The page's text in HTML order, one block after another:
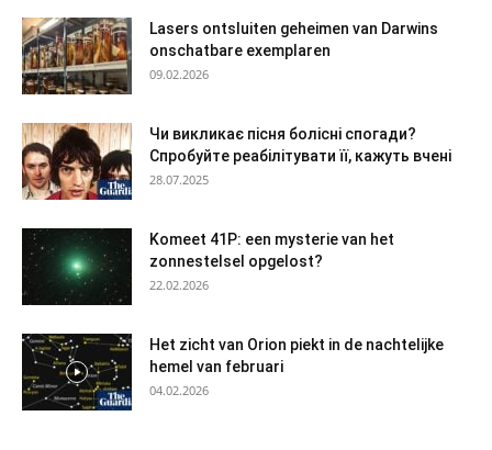
Lasers ontsluiten geheimen van Darwins
onschatbare exemplaren
09.02.2026
Чи викликає пісня болісні спогади?
Спробуйте реабілітувати її, кажуть вчені
28.07.2025
Komeet 41P: een mysterie van het
zonnestelsel opgelost?
22.02.2026
Het zicht van Orion piekt in de nachtelijke
hemel van februari
04.02.2026